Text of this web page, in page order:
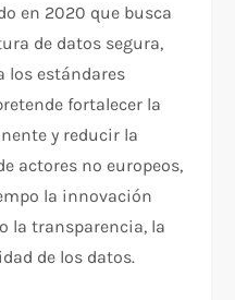
en 2020 que busca
de datos segura,
los estándares
fortalecer la
y reducir la
actores no europeos,
la innovación
la transparencia, la
de los datos.